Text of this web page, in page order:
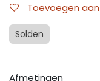
Toevoegen
Solden
Afmetingen